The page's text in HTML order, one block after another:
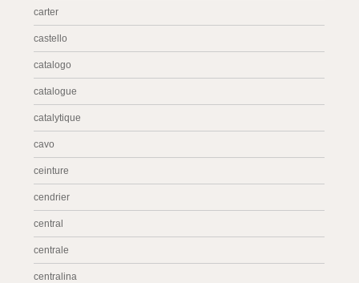
carter
castello
catalogo
catalogue
catalytique
cavo
ceinture
cendrier
central
centrale
centralina